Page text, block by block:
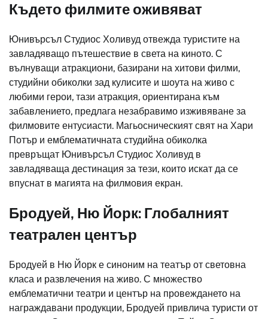
Където филмите оживяват
Юнивърсъл Студиос Холивуд отвежда туристите на
завладяващо пътешествие в света на киното. С
вълнуващи атракциони, базирани на хитови филми,
студийни обиколки зад кулисите и шоута на живо с
любими герои, тази атракция, ориентирана към
забавлението, предлага незабравимо изживяване за
филмовите ентусиасти. Магьосническият свят на Хари
Потър и емблематичната студийна обиколка
превръщат Юнивърсъл Студиос Холивуд в
завладяваща дестинация за тези, които искат да се
впуснат в магията на филмовия екран.
Бродуей, Ню Йорк: Глобалният
театрален център
Бродуей в Ню Йорк е синоним на театър от световна
класа и развлечения на живо. С множество
емблематични театри и център на провеждането на
награждавани продукции, Бродуей привлича туристи от